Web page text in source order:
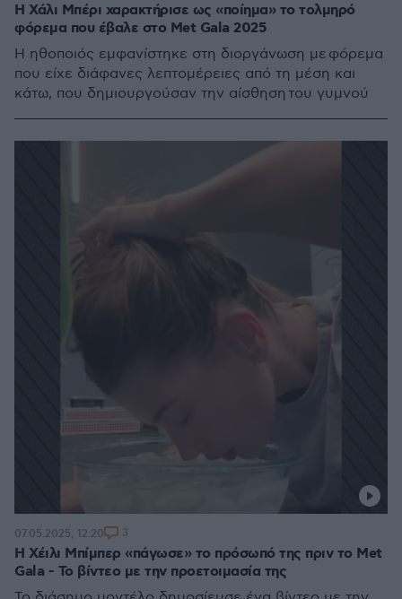
H Χάλι Μπέρι χαρακτήρισε ως «ποίημα» το τολμηρό
φόρεμα που έβαλε στο Met Gala 2025
Η ηθοποιός εμφανίστηκε στη διοργάνωση με φόρεμα
που είχε διάφανες λεπτομέρειες από τη μέση και
κάτω, που δημιουργούσαν την αίσθηση του γυμνού
Η Χέιλι Μπίμπερ «πάγωσε» το πρόσωπό της πριν το Met
Gala - Το βίντεο με την προετοιμασία της
07.05.2025, 12:20 3